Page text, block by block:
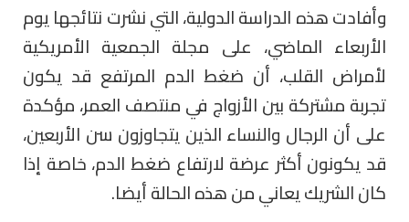
وأفادت هذه الدراسة الدولية، التي نشرت نتائجها يوم
الأربعاء الماضي، على مجلة الجمعية الأمريكية
لأمراض القلب، أن ضغط الدم المرتفع قد يكون
تجربة مشتركة بين الأزواج في منتصف العمر، مؤكدة
على أن الرجال والنساء الذين يتجاوزون سن الأربعين،
قد يكونون أكثر عرضة لارتفاع ضغط الدم، خاصة إذا
كان الشريك يعاني من هذه الحالة أيضا.